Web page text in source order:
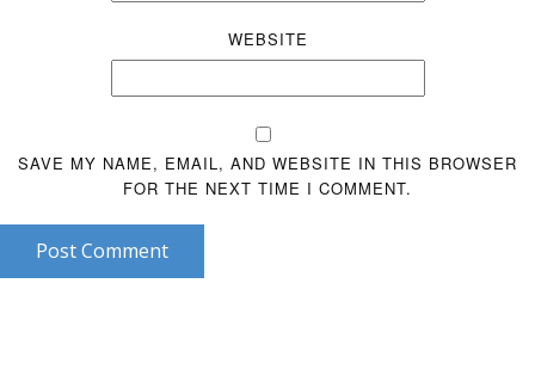
WEBSITE
SAVE MY NAME, EMAIL, AND WEBSITE IN THIS BROWSER
FOR THE NEXT TIME I COMMENT.
Post Comment